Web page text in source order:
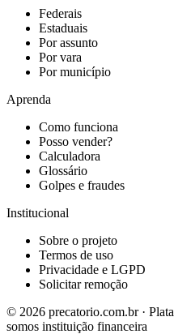
Federais
Estaduais
Por assunto
Por vara
Por município
Aprenda
Como funciona
Posso vender?
Calculadora
Glossário
Golpes e fraudes
Institucional
Sobre o projeto
Termos de uso
Privacidade e LGPD
Solicitar remoção
© 2026 precatorio.com.br ·
somos instituição financeira